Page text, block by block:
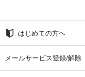
はじめての方へ
メールサービス登録/解除